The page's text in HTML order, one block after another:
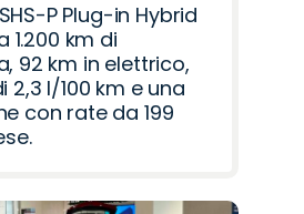
P Plug-in Hybrid
1.200 km di
92 km in elettrico,
2,3 l/100 km e una
con rate da 199